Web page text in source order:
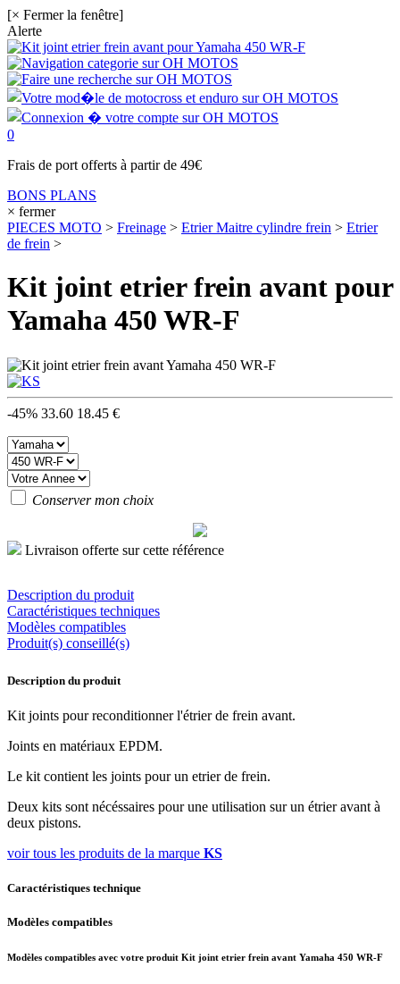
[× Fermer la fenêtre]
Alerte
0
Frais de port offerts à partir de 49€
BONS PLANS
× fermer
PIECES MOTO > Freinage > Etrier Maitre cylindre frein > Etrier
de frein >
Kit joint etrier frein avant pour
Yamaha 450 WR-F
-45% 33.60 18.45 €
Conserver mon choix
Livraison offerte sur cette référence
Description du produit
Caractéristiques techniques
Modèles compatibles
Produit(s) conseillé(s)
Description du produit
Kit joints pour reconditionner l'étrier de frein avant.
Joints en matériaux EPDM.
Le kit contient les joints pour un etrier de frein.
Deux kits sont nécéssaires pour une utilisation sur un étrier avant à
deux pistons.
voir tous les produits de la marque KS
Caractéristiques technique
Modèles compatibles
Modèles compatibles avec votre produit Kit joint etrier frein avant Yamaha 450 WR-F